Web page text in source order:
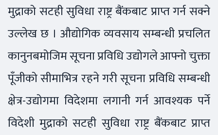
मुद्राको सटही सुविधा राष्ट्र बैंकबाट प्राप्त गर्न सक्ने
उल्लेख छ । औद्योगिक व्यवसाय सम्बन्धी प्रचलित
कानुनबमोजिम सूचना प्रविधि उद्योगले आफ्नो चुक्ता
पूँजीको सीमाभित्र रहने गरी सूचना प्रविधि सम्बन्धी
क्षेत्र-उद्योगमा विदेशमा लगानी गर्न आवश्यक पर्ने
विदेशी मुद्राको सटही सुविधा राष्ट्र बैंकबाट प्राप्त